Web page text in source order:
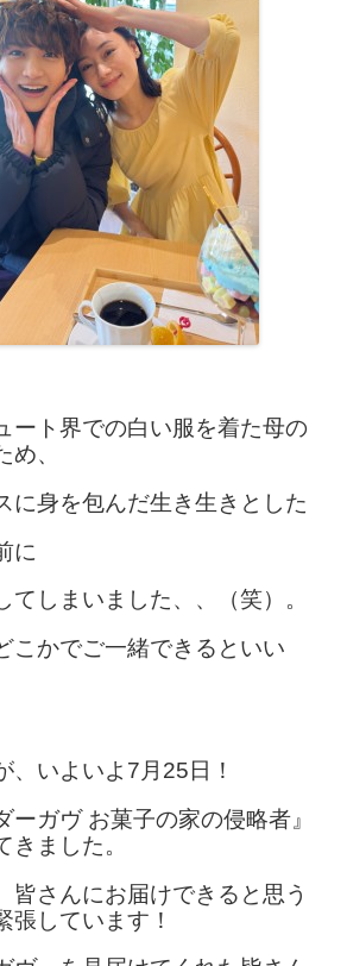
ート界での白い服を着た母の
、
に身を包んだ生き生きとした
に
てしまいました、、（笑）。
こかでご一緒できるといい
、いよいよ7月25日！
ーガヴ お菓子の家の侵略者』
きました。
皆さんにお届けできると思う
張しています！